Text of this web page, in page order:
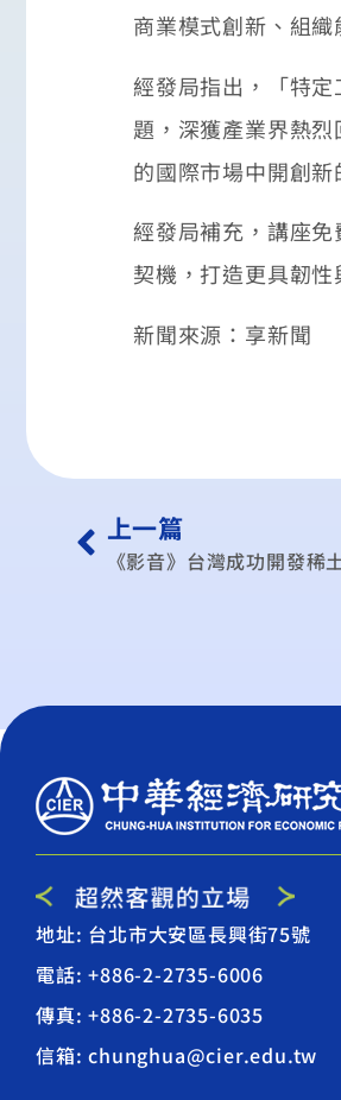
商業模式創新、組
經發局指出，「特
題，深獲產業界熱
的國際市場中開創新
經發局補充，講座
契機，打造更具韌
新聞來源：享新聞
上一篇
《影音》台灣成功開發
地址: 台北市大安區長興街75號
電話: +886-2-2735-6006
傳真: +886-2-2735-6035
信箱: chunghua@cier.edu.tw